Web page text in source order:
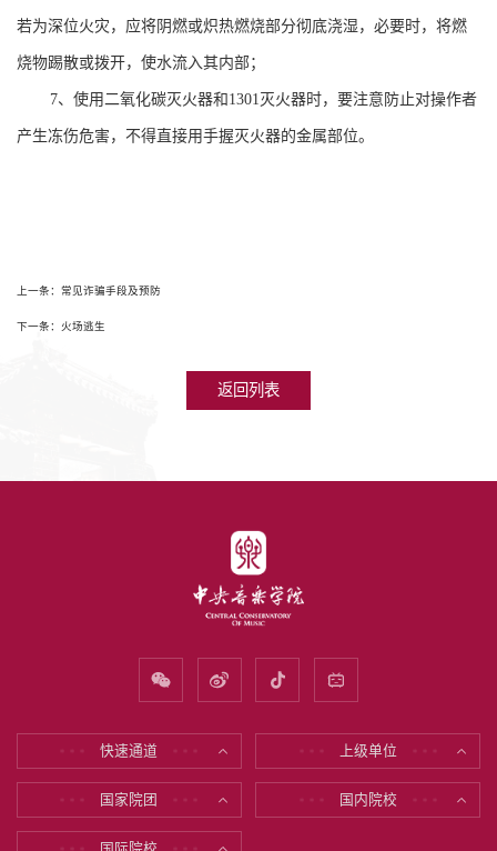
若为深位火灾，应将阴燃或炽热燃烧部分彻底浇湿，必要时，将燃
烧物踢散或拨开，使水流入其内部；
7、使用二氧化碳灭火器和1301灭火器时，要注意防止对操作者
产生冻伤危害，不得直接用手握灭火器的金属部位。
上一条：常见诈骗手段及预防
下一条：火场逃生
返回列表
快速通道 上级单位
国家院团 国内院校